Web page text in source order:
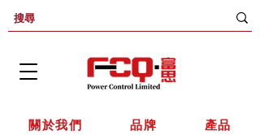
關於我們 品牌 產品